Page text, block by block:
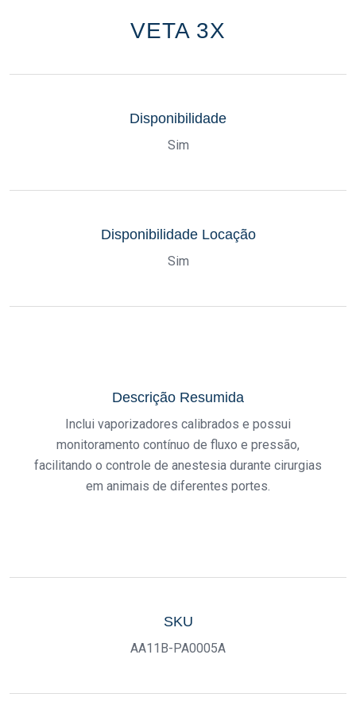
VETA 3X
Disponibilidade
Sim
Disponibilidade Locação
Sim
Descrição Resumida
Inclui vaporizadores calibrados e possui
monitoramento contínuo de fluxo e pressão,
facilitando o controle de anestesia durante cirurgias
em animais de diferentes portes.
SKU
AA11B-PA0005A